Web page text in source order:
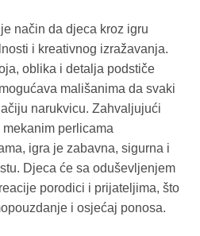
način da djeca kroz igru
i kreativnog izražavanja.
oblika i detalja podstiče
mališanima da svaki
narukvicu. Zahvaljujući
perlicama
igra je zabavna, sigurna i
Djeca će sa oduševljenjem
porodici i prijateljima, što
i osjećaj ponosa.